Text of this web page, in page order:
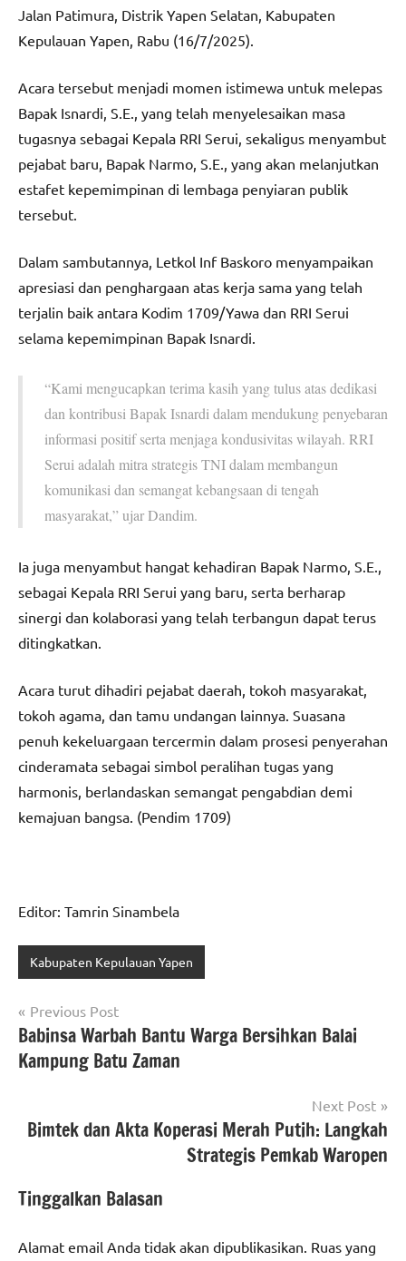
Jalan Patimura, Distrik Yapen Selatan, Kabupaten
Kepulauan Yapen, Rabu (16/7/2025).
Acara tersebut menjadi momen istimewa untuk melepas
Bapak Isnardi, S.E., yang telah menyelesaikan masa
tugasnya sebagai Kepala RRI Serui, sekaligus menyambut
pejabat baru, Bapak Narmo, S.E., yang akan melanjutkan
estafet kepemimpinan di lembaga penyiaran publik
tersebut.
Dalam sambutannya, Letkol Inf Baskoro menyampaikan
apresiasi dan penghargaan atas kerja sama yang telah
terjalin baik antara Kodim 1709/Yawa dan RRI Serui
selama kepemimpinan Bapak Isnardi.
“Kami mengucapkan terima kasih yang tulus atas dedikasi
dan kontribusi Bapak Isnardi dalam mendukung penyebaran
informasi positif serta menjaga kondusivitas wilayah. RRI
Serui adalah mitra strategis TNI dalam membangun
komunikasi dan semangat kebangsaan di tengah
masyarakat,” ujar Dandim.
Ia juga menyambut hangat kehadiran Bapak Narmo, S.E.,
sebagai Kepala RRI Serui yang baru, serta berharap
sinergi dan kolaborasi yang telah terbangun dapat terus
ditingkatkan.
Acara turut dihadiri pejabat daerah, tokoh masyarakat,
tokoh agama, dan tamu undangan lainnya. Suasana
penuh kekeluargaan tercermin dalam prosesi penyerahan
cinderamata sebagai simbol peralihan tugas yang
harmonis, berlandaskan semangat pengabdian demi
kemajuan bangsa. (Pendim 1709)
Editor: Tamrin Sinambela
Kabupaten Kepulauan Yapen
Navigasi
pos
Previous Post
Babinsa Warbah Bantu Warga Bersihkan Balai
Kampung Batu Zaman
Next Post
Bimtek dan Akta Koperasi Merah Putih: Langkah
Strategis Pemkab Waropen
Tinggalkan Balasan
Alamat email Anda tidak akan dipublikasikan. Ruas yang